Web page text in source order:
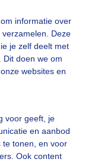
informatie over
Deze
je zelf deelt met
Dit doen we om
websites en
voor geeft, je
en aanbod
te tonen, en voor
Ook content